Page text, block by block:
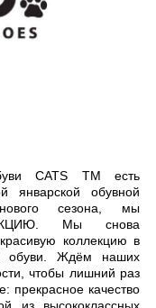
СATS TM есть
январской обувной
нового сезона, мы
Мы снова
коллекцию в
обуви. Ждём наших
чтобы лишний раз
прекрасное качество
из высококлассных